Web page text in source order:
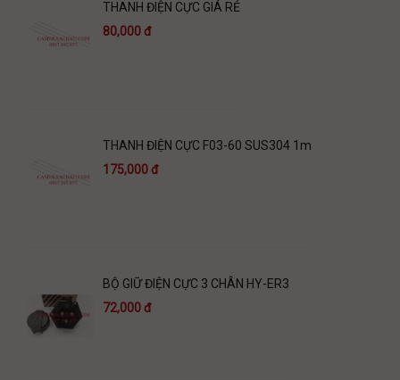
THANH ĐIỆN CỰC GIÁ RẺ
80,000 đ
THANH ĐIỆN CỰC F03-60 SUS304 1m
175,000 đ
BỘ GIỮ ĐIỆN CỰC 3 CHÂN HY-ER3
72,000 đ